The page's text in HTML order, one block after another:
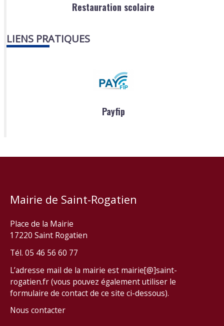
Restauration scolaire
LIENS PRATIQUES
Payfip
Mairie de Saint-Rogatien
Place de la Mairie
17220 Saint Rogatien
Tél. 05 46 56 60 77
L’adresse mail de la mairie est mairie[@]saint-
rogatien.fr (vous pouvez également utiliser le
formulaire de contact de ce site ci-dessous).
Nous contacter